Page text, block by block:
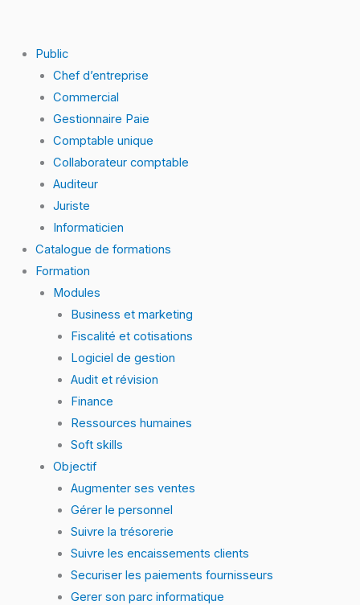
contentPublic
Chef d’entreprise
Commercial
Gestionnaire Paie
Comptable unique
Collaborateur comptable
Auditeur
Juriste
Informaticien
Catalogue de formations
Formation
Modules
Business et marketing
Fiscalité et cotisations
Logiciel de gestion
Audit et révision
Finance
Ressources humaines
Soft skills
Objectif
Augmenter ses ventes
Gérer le personnel
Suivre la trésorerie
Suivre les encaissements clients
Securiser les paiements fournisseurs
Gerer son parc informatique